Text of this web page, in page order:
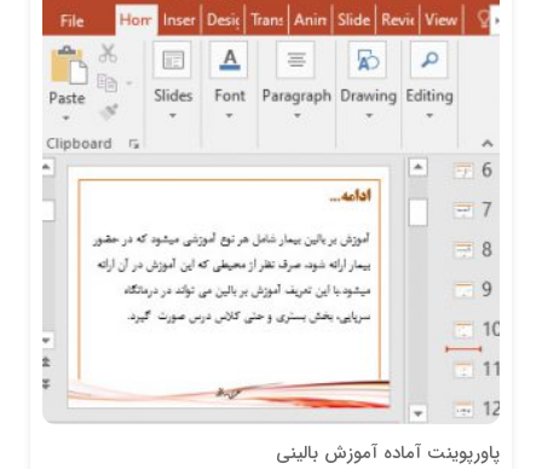
پاورپوینت آماده آموزش باليني